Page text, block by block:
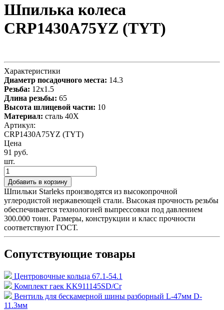
Шпилька колеса
CRP1430A75YZ (TYT)
Характеристики
Диаметр посадочного места: 14.3
Резьба: 12x1.5
Длина резьбы: 65
Высота шлицевой части: 10
Материал: сталь 40X
Артикул:
CRP1430A75YZ (TYT)
Цена
91 руб.
шт.
Добавить в корзину
Шпильки Starleks производятся из высокопрочной
углеродистой нержавеющей стали. Высокая прочность резьбы
обеспечивается технологией выпрессовки под давлением
300.000 тонн. Размеры, конструкции и класс прочности
соответствуют ГОСТ.
Сопутствующие товары
Центровочные кольца 67.1-54.1
Комплект гаек KK911145SD/Cr
Вентиль для бескамерной шины разборный L-47мм D-
11.3мм